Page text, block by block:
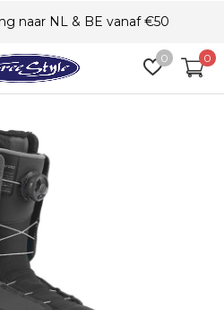
0 0
naar NL & BE vanaf €50